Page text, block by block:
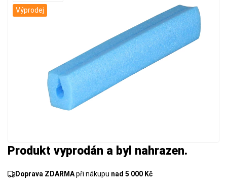
Produkt vyprodán a byl nahrazen.
Doprava ZDARMApři nákupu nad 5 000 Kč
Výprodej